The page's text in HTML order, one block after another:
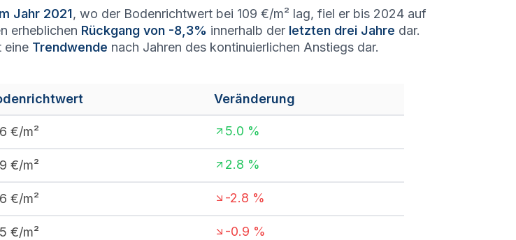
Jahr 2021, wo der Bodenrichtwert bei 109 €/m² lag, fiel er bis 2024 auf
erheblichen Rückgang von -8,3% innerhalb der letzten drei Jahre dar.
eine Trendwende nach Jahren des kontinuierlichen Anstiegs dar.
Veränderung
€/m² 5.0 %
€/m² 2.8 %
€/m² -2.8 %
€/m² -0.9 %